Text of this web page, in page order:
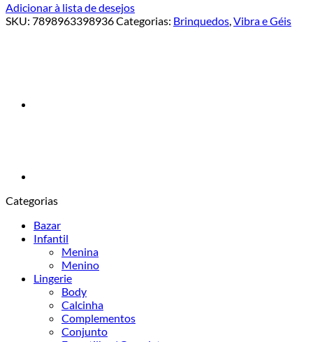
Adicionar à lista de desejos
SKU: 7898963398936Categorias: Brinquedos,Vibra e Géis
Categorias
Bazar
Infantil
Menina
Menino
Lingerie
Body
Calcinha
Complementos
Conjunto